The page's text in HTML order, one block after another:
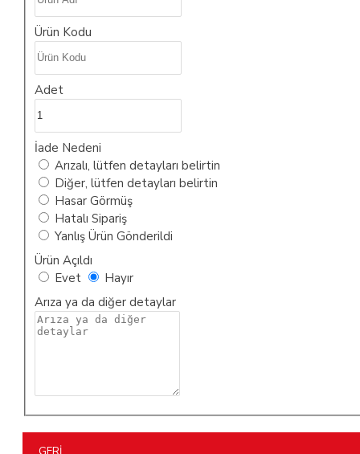
Ürün Kodu
Adet
İade Nedeni
Arızalı, lütfen detayları belirtin
Diğer, lütfen detayları belirtin
Hasar Görmüş
Hatalı Sipariş
Yanlış Ürün Gönderildi
Ürün Açıldı
Evet
Hayır
Arıza ya da diğer detaylar